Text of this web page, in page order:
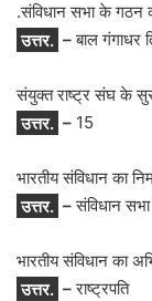
.संविधान सभा के गठन
उत्तर. –बाल गंगाधर
संयुक्त राष्ट्र संघ के
उत्तर. – 15
भारतीय संविधान का
उत्तर. –संविधान
भारतीय संविधान का
उत्तर. –राष्ट्रपति